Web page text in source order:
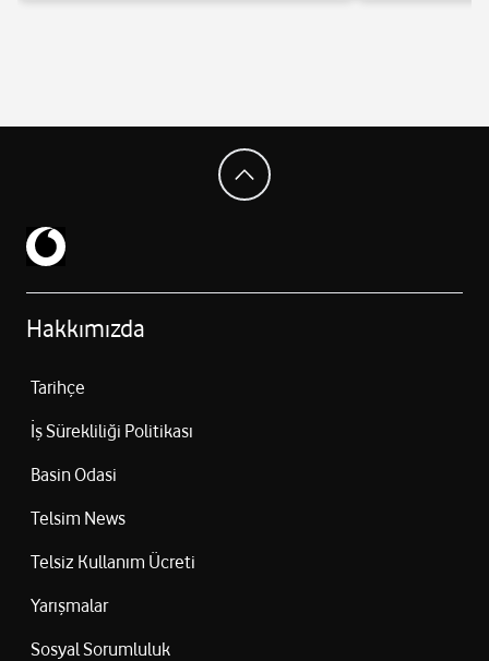
Hakkımızda
Tarihçe
İş Sürekliliği Politikası
Basin Odasi
Telsim News
Telsiz Kullanım Ücreti
Yarışmalar
Sosyal Sorumluluk